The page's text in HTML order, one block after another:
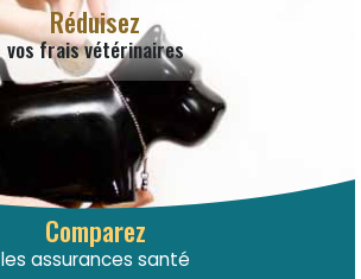
Réduisez
vos frais vétérinaires
Comparez
les assurances santé